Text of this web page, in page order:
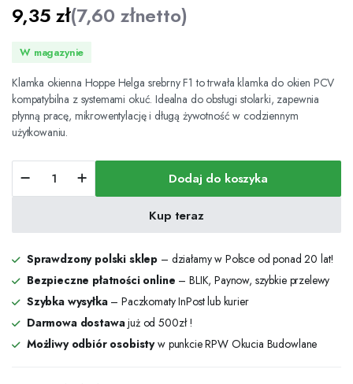
9,35zł(7,60 złnetto)
W magazynie
Klamka okienna Hoppe Helga srebrny F1 to trwała klamka do okien PCV
kompatybilna z systemami okuć. Idealna do obsługi stolarki, zapewnia
płynną pracę, mikrowentylację i długą żywotność w codziennym
użytkowaniu.
okienna
Hoppe
trzpień
mm
ilość
Dodaj do koszyka
Kup teraz
Sprawdzony polski sklep – działamy w Polsce od ponad 20 lat!
Bezpieczne płatności online – BLIK, Paynow, szybkie przelewy
Szybka wysyłka– Paczkomaty InPost lub kurier
Darmowa dostawajuż od 500zł !
Możliwy odbiór osobistyw punkcie RPW Okucia Budowlane